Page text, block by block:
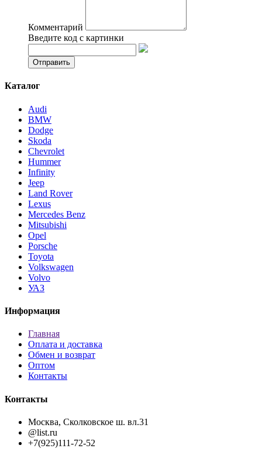
Комментарий
Введите код с картинки
Каталог
Audi
BMW
Dodge
Skoda
Chevrolet
Hummer
Infinity
Jeep
Land Rover
Lexus
Mercedes Benz
Mitsubishi
Opel
Porsche
Toyota
Volkswagen
Volvo
УАЗ
Информация
Главная
Оплата и доставка
Обмен и возврат
Оптом
Контакты
Контакты
Москва, Сколковское ш. вл.31
@list.ru
+7(925)111-72-52